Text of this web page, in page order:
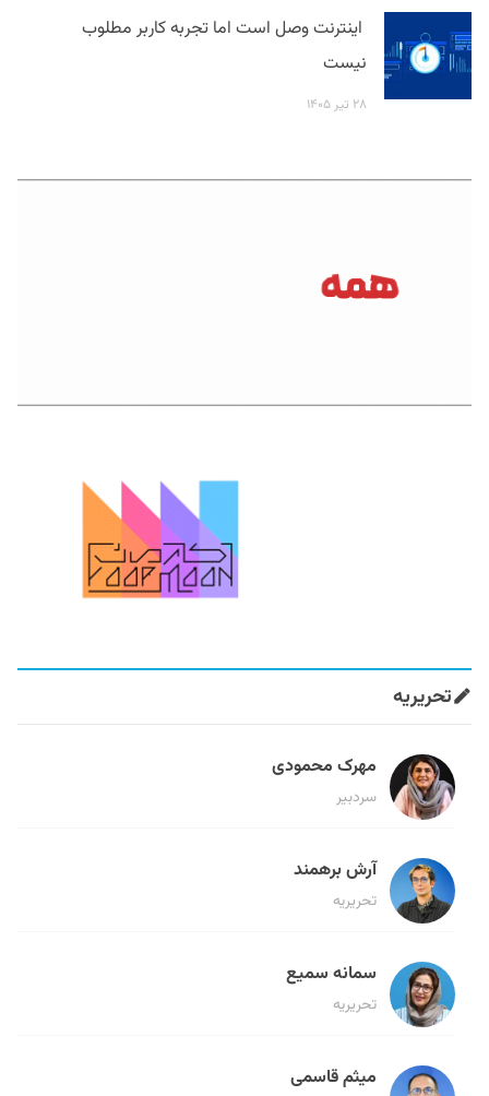
اینترنت وصل است اما تجربه کاربر مطلوب
نیست
۲۸ تیر ۱۴۰۵
تحریریه
مهرک محمودی
سردبیر
آرش برهمند
تحریریه
سمانه سمیع
تحریریه
میثم قاسمی